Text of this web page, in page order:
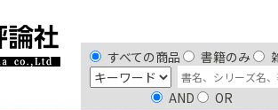
すべての商品 書籍のみ
AND OR